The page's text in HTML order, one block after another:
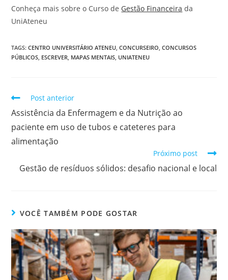
Conheça mais sobre o Curso de Gestão Financeira da
UniAteneu
TAGS:CENTRO UNIVERSITÁRIO ATENEU CONCURSEIRO CONCURSOS
PÚBLICOS ESCREVER MAPAS MENTAIS UNIATENEU
Post anterior
Assistência da Enfermagem e da Nutrição ao
paciente em uso de tubos e cateteres para
alimentação
Próximo post
Gestão de resíduos sólidos: desafio nacional e local
VOCÊ TAMBÉM PODE GOSTAR